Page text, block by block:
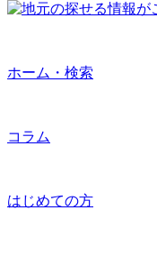
ホーム・検索
コラム
はじめての方